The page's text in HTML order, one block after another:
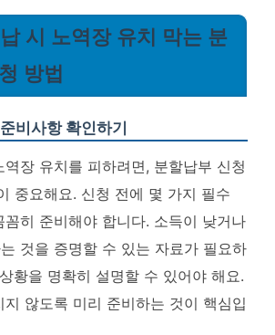
시 노역장 유치 막는 분
방법
비사항 확인하기
역장 유치를 피하려면, 분할납부 신청
중요해요. 신청 전에 몇 가지 필수
꼼히 준비해야 합니다. 소득이 낮거나
것을 증명할 수 있는 자료가 필요하
황을 명확히 설명할 수 있어야 해요.
지 않도록 미리 준비하는 것이 핵심입